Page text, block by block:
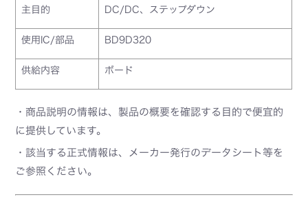
主目的 DC/DC、ステップダウン
使用IC/部品 BD9D320
供給内容 ボード
・商品説明の情報は、製品の概要を確認する目的で便宜的
に提供しています。
・該当する正式情報は、メーカー発行のデータシート等を
ご参照ください。